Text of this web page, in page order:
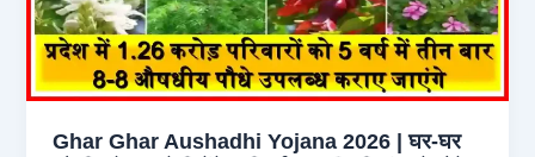
को
निशुल्क
बी.एड.
का
Ghar Ghar Aushadhi Yojana 2026 | घर-घर